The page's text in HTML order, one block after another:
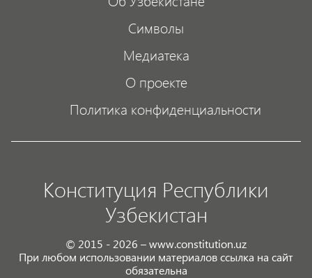
Символы
Медиатека
О проекте
Политика конфиденциальности
Конституция Республики
Узбекистан
© 2015 - 2026 – www.constitution.uz
При любом использовании материалов ссылка на сайт
обязательна